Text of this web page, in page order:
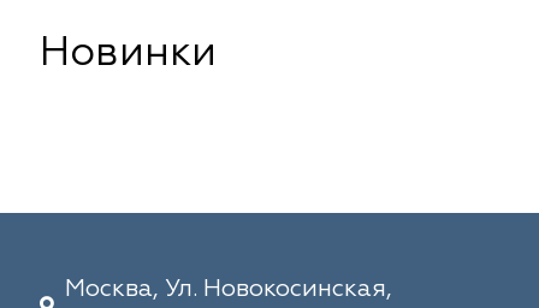
Новинки
Москва, Ул. Новокосинская,